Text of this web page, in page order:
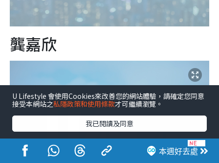
龔嘉欣
本週好去處
U Lifestyle 會使用Cookies來改善您的網站體驗，請確定您同意
接受本網站之私隱政策和使用條款才可繼續瀏覽。
我已閱讀及同意